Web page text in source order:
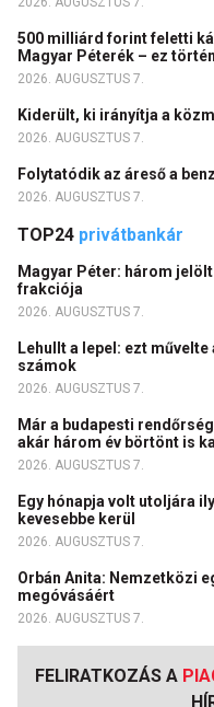
500 milliárd forint feletti
Magyar Péterék – ez
2026. AUGUSZTUS 7.
Kiderült, ki irányítja a
2026. AUGUSZTUS 7.
Folytatódik az áreső a
2026. AUGUSZTUS 7.
TOP24 privátbankár
Magyar Péter: három
frakciója
2026. AUGUSZTUS 7.
Lehullt a lepel: ezt
számok
2026. AUGUSZTUS 7.
Már a budapesti
akár három év börtönt is
2026. AUGUSZTUS 7.
Egy hónapja volt utoljára
kevesebbe kerül
2026. AUGUSZTUS 7.
Orbán Anita: Nemzetközi
megóvásáért
2026. AUGUSZTUS 7.
FELIRATKOZÁS A